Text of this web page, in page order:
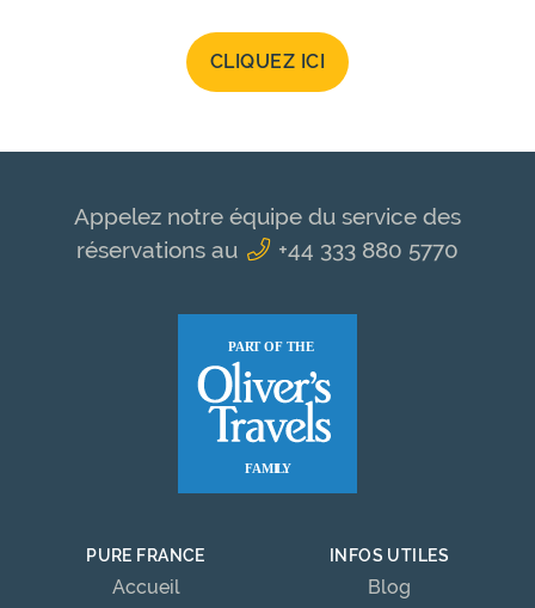
CLIQUEZ ICI
Appelez notre équipe du service des
réservations au
+44 333 880 5770
PURE FRANCE
Accueil
INFOS UTILES
Blog